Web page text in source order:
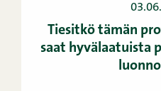
Tiesitkö tämän
saat hyvälaatuista